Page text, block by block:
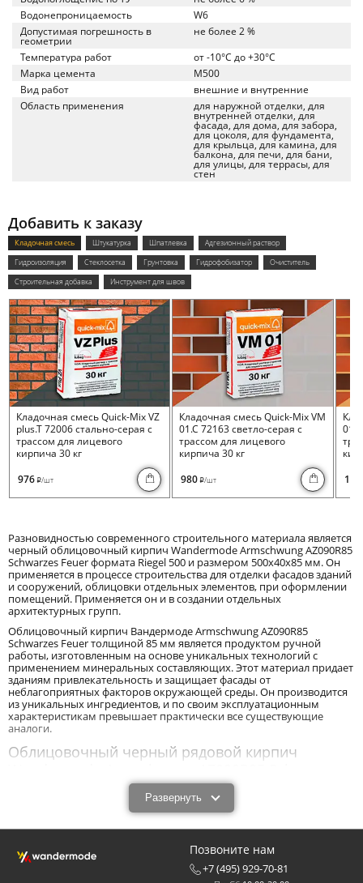
Водонепроницаемость
W6
Допустимая погрешность в
геометрии
не более 2 %
Температура работ
от -10°C до +30°C
Марка цемента
M500
Вид работ
внешние и внутренние
Область применения
для наружной отделки, для
внутренней отделки, для
фасада, для дома, для забора,
для цоколя, для фундамента,
для крыльца, для камина, для
балкона, для печи, для бани,
для улицы, для террасы, для
стен
Добавить к заказу
Кладочная смесь Штукатурка Шпатлевка
Адгезионный раствор
Гидроизоляция
Стеклосетка Грунтовка Гидрофобизатор
Очиститель
Строительная добавка
Инструмент для швов
Кладочная смесь Quick-Mix VZ
plus.T 72006 стально-серая с
трассом для лицевого
кирпича 30 кг
976 i/шт
Кладочная смесь Quick-Mix VM
01.C 72163 светло-серая с
трассом для лицевого
кирпича 30 кг
980 i/шт
01.I
Разновидностью современного строительного материала является
черный облицовочный кирпич Wandermode Armschwung AZ090R85
Schwarzes Feuer формата Riegel 500 и размером 500x40x85 мм. Он
применяется в процессе строительства для отделки фасадов зданий
и сооружений, облицовки отдельных элементов, при оформлении
помещений. Применяется он и в создании отдельных
архитектурных групп.
Облицовочный кирпич Вандермоде Armschwung AZ090R85
Schwarzes Feuer толщиной 85 мм является продуктом ручной
работы, изготовленным на основе уникальных технологий с
применением минеральных составляющих. Этот материал придает
зданиям привлекательность и защищает фасады от
неблагоприятных факторов окружающей среды. Он производится
из уникальных ингредиентов, и по своим эксплуатационным
характеристикам превышает практически все существующие
аналоги.
Облицовочный черный рядовой кирпич
Feuer размером 500x40x85 мм: характеристики и
Облицовочный черный рядовой кирпич Wandermode Armschwung
технологической точки зрения продукт, обладающий высокими
эксплуатационными характеристиками. Облицовочный кирпич
Вандермоде Armschwung AZ090R85 Schwarzes Feuer толщиной 85
Развернуть
Позвоните нам
+7 (495) 929-70-81